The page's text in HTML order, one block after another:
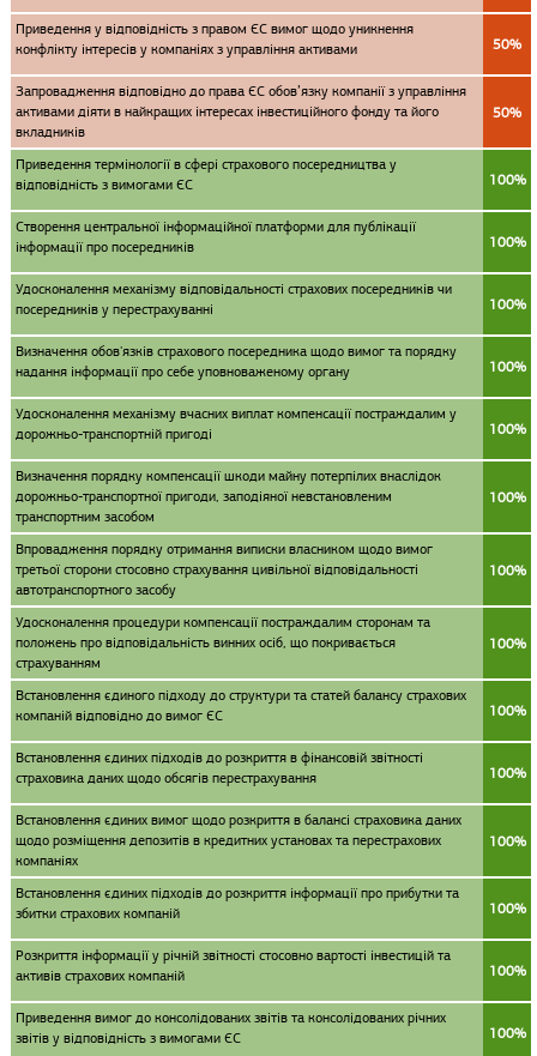
Приведення у відповідність з правом ЄС вимог щодо уникнення
конфлікту інтересів у компаніях з управління активами
50%
Запровадження відповідно до права ЄС обов’язку компанії з управління
активами діяти в найкращих інтересах інвестиційного фонду та його
вкладників
50%
Приведення термінології в сфері страхового посередництва у
відповідність з вимогами ЄС
100%
Створення центральної інформаційної платформи для публікації
інформації про посередників
100%
Удосконалення механізму відповідальності страхових посередників чи
посередників у перестрахуванні
100%
Визначення обов'язків страхового посередника щодо вимог та порядку
надання інформації про себе уповноваженому органу
100%
Удосконалення механізму вчасних виплат компенсації постраждалим у
дорожньо-транспортній пригоді
100%
Визначення порядку компенсації шкоди майну потерпілих внаслідок
дорожньо-транспортної пригоди, заподіяної невстановленим
транспортним засобом
100%
Впровадження порядку отримання виписки власником щодо вимог
третьої сторони стосовно страхування цивільної відповідальності
автотранспортного засобу
100%
Удосконалення процедури компенсації постраждалим сторонам та
положень про відповідальність винних осіб, що покривається
страхуванням
100%
Встановлення єдиного підходу до структури та статей балансу страхових
компаній відповідно до вимог ЄС
100%
Встановлення єдиних підходів до розкриття в фінансовій звітності
страховика даних щодо обсягів перестрахування
100%
Встановлення єдиних вимог щодо розкриття в балансі страховика даних
щодо розміщення депозитів в кредитних установах та перестрахових
компаніях
100%
Встановлення єдиних підходів до розкриття інформації про прибутки та
збитки страхових компаній
100%
Розкриття інформації у річній звітності стосовно вартості інвестицій та
активів страхових компаній
100%
Приведення вимог до консолідованих звітів та консолідованих річних
звітів у відповідність з вимогами ЄС
100%